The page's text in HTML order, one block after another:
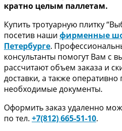
кратно целым паллетам.
Купить тротуарную плитку
посетив наши фирменные
Петербурге.
консультанты помогут Вам с
рассчитают объем заказа и
доставки, а также оперативно
необходимые документы.
Оформить заказ удаленно
по тел. +7(812) 665-51-10.